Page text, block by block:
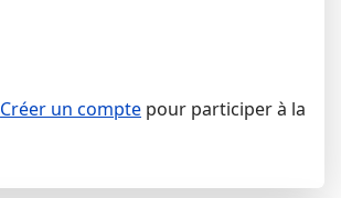
Créer un compte pour participer à la